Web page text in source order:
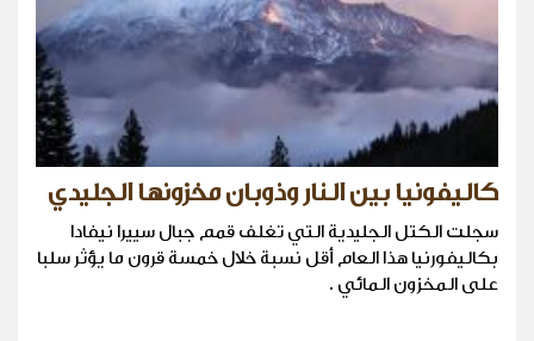
كاليفونيا بين النار وذوبان مخزونها الجليدي
سجلت الكتل الجليدية التي تغلف قمم جبال سييرا نيفادا
بكاليفورنيا هذا العام أقل نسبة خلال خمسة قرون ما يؤثر سلبا
على المخزون المائي .